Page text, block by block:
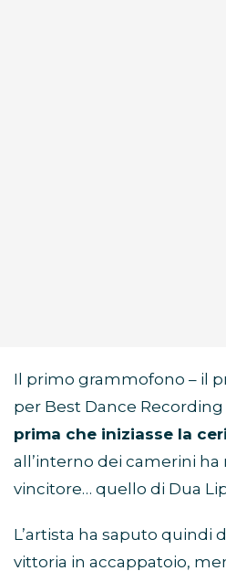
Il primo grammofono – il
per Best Dance Recording
prima che iniziasse la
all’interno dei camerini
vincitore… quello di Dua
L’artista ha saputo quindi
vittoria in accappatoio,